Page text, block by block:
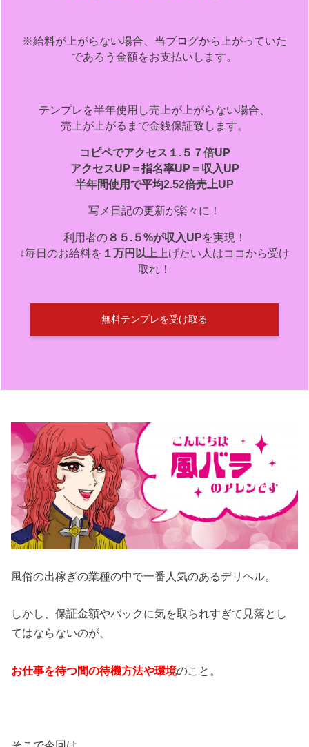
※給料が上がらない場合、当ブログから上がっていた
であろう金額をお支払いします。
テンプレを半年使用し売上が上がらない場合、
売上が上がるまで金銭保証致します。
コピペでアクセス１.５７倍UP
アクセスUP＝指名率UP＝収入UP
半年間使用で平均2.52倍売上UP
写メ日記の更新が楽々に！
利用者の８５.５%が収入UPを実現！
↓毎日のお給料を １万円以上 上げたい人はココから受け
取れ！
無料テンプレを受け取る
風俗の出稼ぎの業種の中で一番人気のあるデリヘル。
しかし、保証金額やバックに気を取られすぎて見落とし
てはならないのが、
お仕事を待つ間の待機方法や環境のこと。